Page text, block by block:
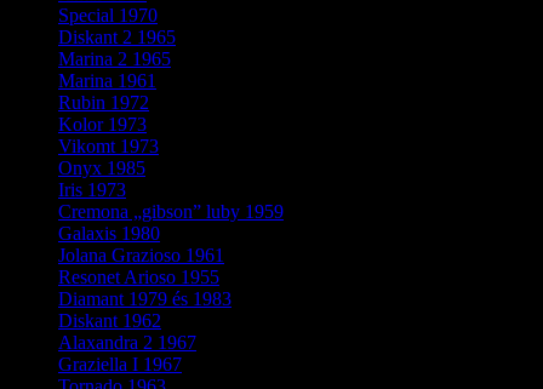
Special 1970
Diskant 2 1965
Marina 2 1965
Marina 1961
Rubin 1972
Kolor 1973
Vikomt 1973
Onyx 1985
Iris 1973
Cremona „gibson” luby 1959
Galaxis 1980
Jolana Grazioso 1961
Resonet Arioso 1955
Diamant 1979 és 1983
Diskant 1962
Alaxandra 2 1967
Graziella I 1967